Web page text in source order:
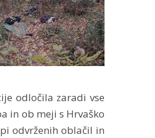
odločila zaradi vse
in ob meji s Hrvaško
odvrženih oblačil in